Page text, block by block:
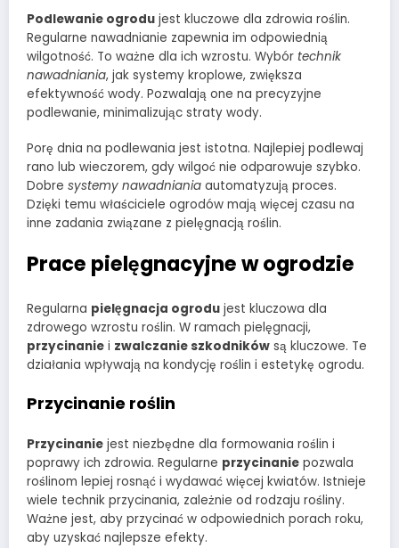
Podlewanie ogrodu jest kluczowe dla zdrowia roślin.
Regularne nawadnianie zapewnia im odpowiednią
wilgotność. To ważne dla ich wzrostu. Wybór technik
nawadniania, jak systemy kroplowe, zwiększa
efektywność wody. Pozwalają one na precyzyjne
podlewanie, minimalizując straty wody.
Porę dnia na podlewania jest istotna. Najlepiej podlewaj
rano lub wieczorem, gdy wilgoć nie odparowuje szybko.
Dobre systemy nawadniania automatyzują proces.
Dzięki temu właściciele ogrodów mają więcej czasu na
inne zadania związane z pielęgnacją roślin.
Prace pielęgnacyjne w ogrodzie
Regularna pielęgnacja ogrodu jest kluczowa dla
zdrowego wzrostu roślin. W ramach pielęgnacji,
przycinanie i zwalczanie szkodników są kluczowe. Te
działania wpływają na kondycję roślin i estetykę ogrodu.
Przycinanie roślin
Przycinanie jest niezbędne dla formowania roślin i
poprawy ich zdrowia. Regularne przycinanie pozwala
roślinom lepiej rosnąć i wydawać więcej kwiatów. Istnieje
wiele technik przycinania, zależnie od rodzaju rośliny.
Ważne jest, aby przycinać w odpowiednich porach roku,
aby uzyskać najlepsze efekty.